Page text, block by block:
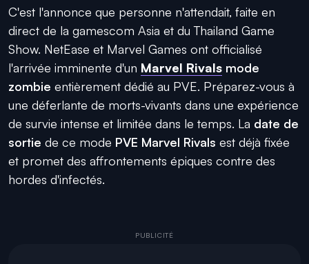
C'est l'annonce que personne n'attendait, faite en
direct de la gamescom Asia et du Thailand Game
Show. NetEase et Marvel Games ont officialisé
l'arrivée imminente d'un Marvel Rivals mode
zombie entièrement dédié au PVE. Préparez-vous à
une déferlante de morts-vivants dans une expérience
de survie intense et limitée dans le temps. La date de
sortie de ce mode PVE Marvel Rivals est déjà fixée
et promet des affrontements épiques contre des
hordes d'infectés.